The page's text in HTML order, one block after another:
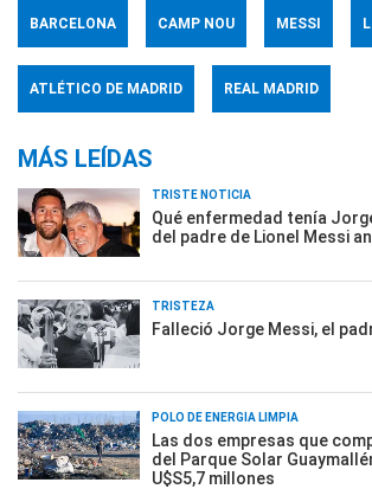
BARCELONA CAMP NOU MESSI
ATLÉTICO DE MADRID REAL MADRID
MÁS LEÍDAS
TRISTE NOTICIA
Qué enfermedad tenía
del padre de Lionel Messi
TRISTEZA
Falleció Jorge Messi, el
POLO DE ENERGÍA LIMPIA
Las dos empresas que
del Parque Solar
U$S5,7 millones